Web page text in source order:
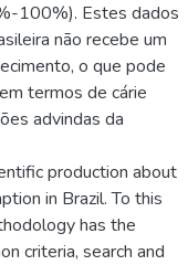
100%). Estes dados
não recebe um
o que pode
termos de cárie
advindas da
production about
in Brazil. To this
has the
criteria, search and